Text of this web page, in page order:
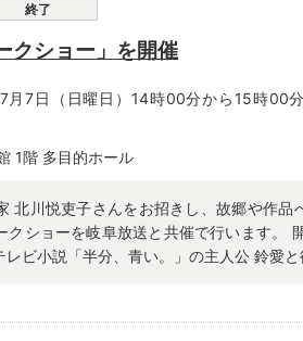
終了
クショー」を開催
月7日（日曜日）14時00分から15時00
1階 多目的ホール
北川悦吏子さんをお招きし、故郷や作品
クショーを岐阜放送と共催で行います。
レビ小説「半分、青い。」の主人公 鈴愛と